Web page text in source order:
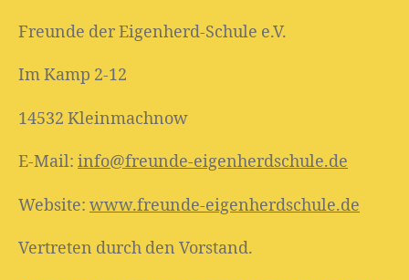
Freunde der Eigenherd-Schule e.V.
Im Kamp 2-12
14532 Kleinmachnow
E-Mail: info@freunde-eigenherdschule.de
Website: www.freunde-eigenherdschule.de
Vertreten durch den Vorstand.